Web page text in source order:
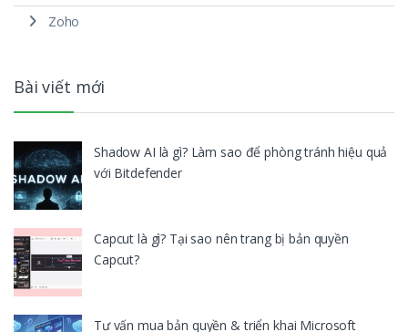
Zoho
Bài viết mới
Shadow AI là gì? Làm sao để phòng tránh hiệu quả
với Bitdefender
Capcut là gì? Tại sao nên trang bị bản quyền
Capcut?
Tư vấn mua bản quyền & triển khai Microsoft